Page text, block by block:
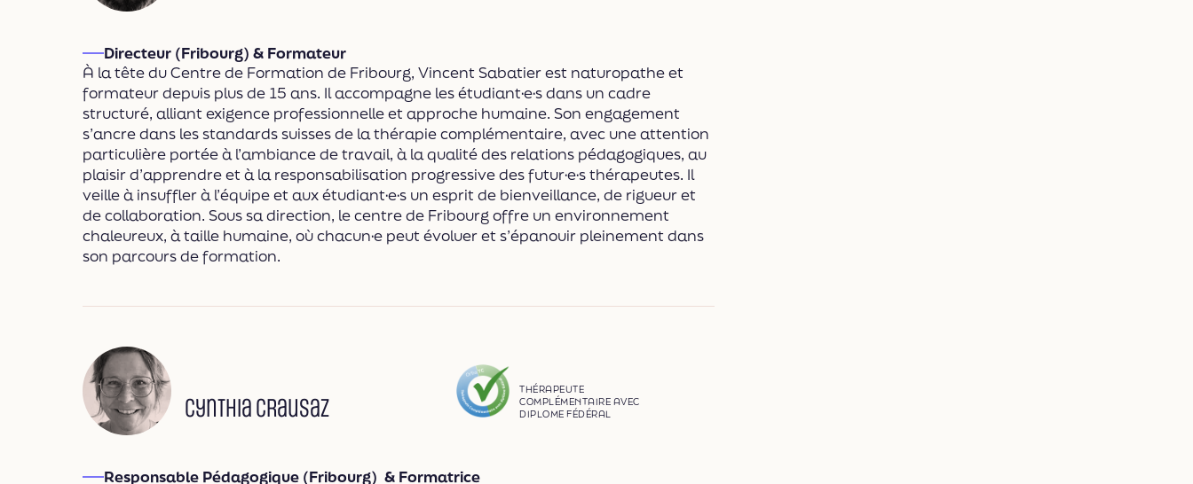
Directeur (Fribourg) & Formateur
À la tête du Centre de Formation de Fribourg, Vincent Sabatier est naturopathe et
formateur depuis plus de 15 ans. Il accompagne les étudiant·e·s dans un cadre
structuré, alliant exigence professionnelle et approche humaine. Son engagement
s’ancre dans les standards suisses de la thérapie complémentaire, avec une attention
particulière portée à l’ambiance de travail, à la qualité des relations pédagogiques, au
plaisir d’apprendre et à la responsabilisation progressive des futur·e·s thérapeutes. Il
veille à insuffler à l’équipe et aux étudiant·e·s un esprit de bienveillance, de rigueur et
de collaboration. Sous sa direction, le centre de Fribourg offre un environnement
chaleureux, à taille humaine, où chacun·e peut évoluer et s’épanouir pleinement dans
son parcours de formation.
Cynthia Crausaz
THÉRAPEUTE
COMPLÉMENTAIRE AVEC
DIPLOME FÉDÉRAL
Responsable Pédagogique (Fribourg) & Formatrice